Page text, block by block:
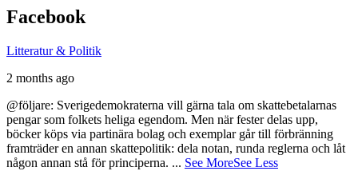
Facebook
Litteratur & Politik
2 months ago
@följare: Sverigedemokraterna vill gärna tala om skattebetalarnas
pengar som folkets heliga egendom. Men när fester delas upp,
böcker köps via partinära bolag och exemplar går till förbränning
framträder en annan skattepolitik: dela notan, runda reglerna och låt
någon annan stå för principerna. ... See MoreSee Less